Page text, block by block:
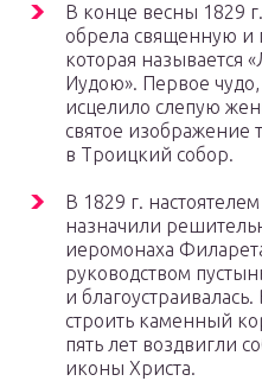
В конце весны 1829
обрела священную и
которая называется
Иудою». Первое
исцелило слепую
святое изображение
в Троицкий собор.
В 1829 г.
назначили
иеромонаха
руководством
и
строить каменный
пять лет воздвигли
иконы Христа.